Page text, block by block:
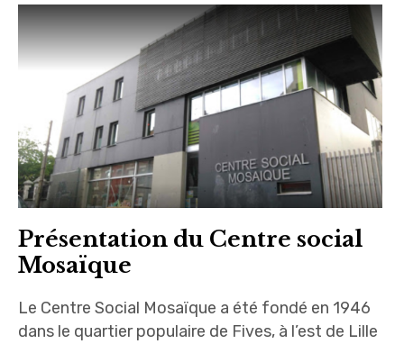
Présentation du Centre social
Mosaïque
Le Centre Social Mosaïque a été fondé en 1946
dans le quartier populaire de Fives, à l’est de Lille